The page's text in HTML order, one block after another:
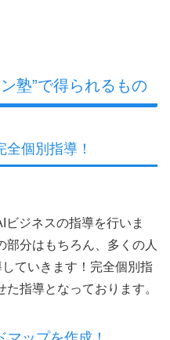
塾”で得られるもの
個別指導！
ジネスの指導を行いま
分はもちろん、多くの人
ていきます！完全個別指
指導となっております。